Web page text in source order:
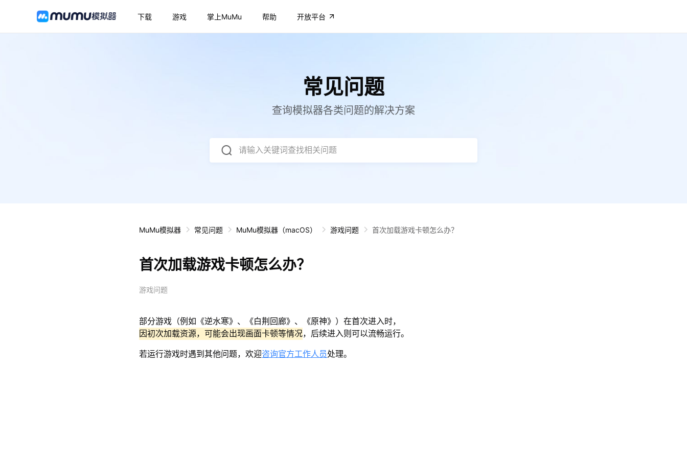
下载 游戏 掌上MuMu 帮助 开放平台
常见问题
查询模拟器各类问题的解决方案
请输入关键词查找相关问题
MuMu模拟器 常见问题 MuMu模拟器（macOS） 游戏问题 首次加载游戏卡顿怎么办？
首次加载游戏卡顿怎么办？
游戏问题
部分游戏（例如《逆水寒》、《白荆回廊》、《原神》）在首次进入时，
因初次加载资源，可能会出现画面卡顿等情况，后续进入则可以流畅运行。
若运行游戏时遇到其他问题，欢迎咨询官方工作人员处理。